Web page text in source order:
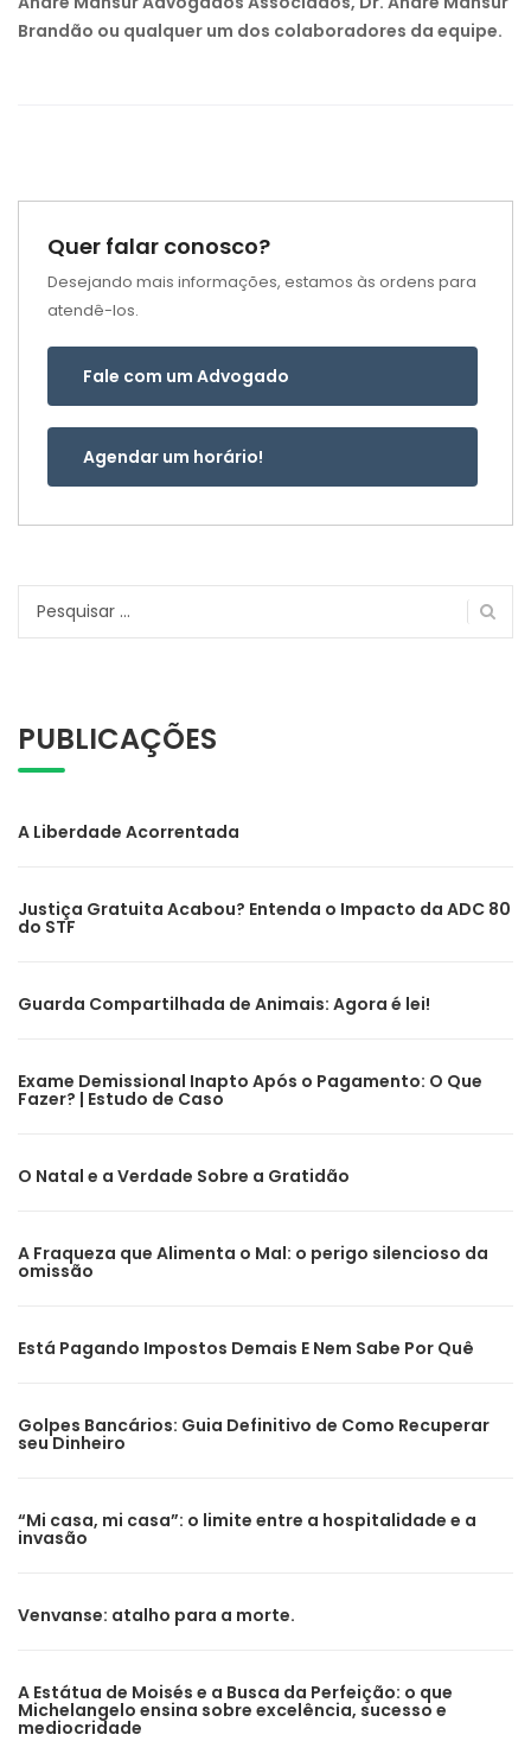
Brandão ou qualquer um dos colaboradores da equipe.
Quer falar conosco?
Desejando mais informações, estamos às ordens para
atendê-los.
Fale com um Advogado
Agendar um horário!
Pesquisar
PUBLICAÇÕES
A Liberdade Acorrentada
Justiça Gratuita Acabou? Entenda o Impacto da ADC 80
do STF
Guarda Compartilhada de Animais: Agora é lei!
Exame Demissional Inapto Após o Pagamento: O Que
Fazer? | Estudo de Caso
O Natal e a Verdade Sobre a Gratidão
A Fraqueza que Alimenta o Mal: o perigo silencioso da
omissão
Está Pagando Impostos Demais E Nem Sabe Por Quê
Golpes Bancários: Guia Definitivo de Como Recuperar
seu Dinheiro
“Mi casa, mi casa”: o limite entre a hospitalidade e a
invasão
Venvanse: atalho para a morte.
A Estátua de Moisés e a Busca da Perfeição: o que
Michelangelo ensina sobre excelência, sucesso e
mediocridade